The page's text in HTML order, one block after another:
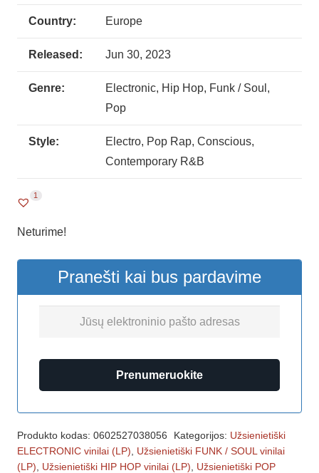
Country: Europe
Released: Jun 30, 2023
Genre:
Electronic, Hip Hop, Funk / Soul,
Pop
Style:
Electro, Pop Rap, Conscious,
Contemporary R&B
1
Neturime!
Pranešti kai bus pardavime
Prenumeruokite
Produkto kodas: 0602527038056 Kategorijos: Užsienietiški
ELECTRONIC vinilai (LP)
Užsienietiški FUNK / SOUL vinilai
(LP)
Užsienietiški HIP HOP vinilai (LP)
Užsienietiški POP